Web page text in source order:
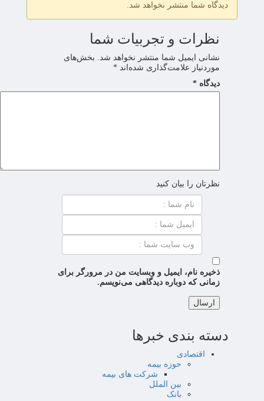
دیدگاه شما منتشر نخواهد شد.
نظرات و تجربیات شما
نشانی ایمیل شما منتشر نخواهد شد. بخش‌های
موردنیاز علامت‌گذاری شده‌اند *
دیدگاه *
نظرتان را بیان کنید
ذخیره نام، ایمیل و وبسایت من در مرورگر برای
زمانی که دوباره دیدگاهی می‌نویسم.
دسته بندی خبرها
اقتصادی
حوزه بیمه
شرکت های بیمه
بین الملل
بانک